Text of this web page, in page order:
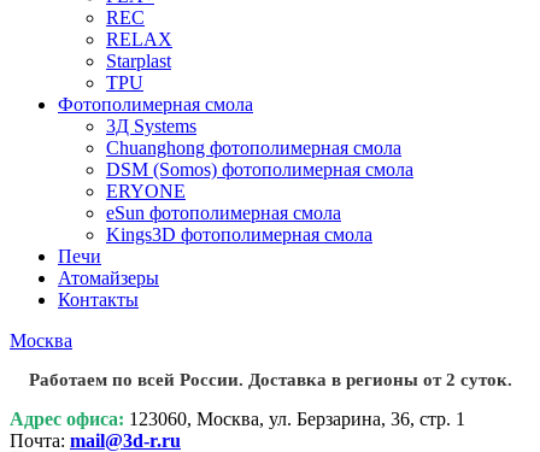
REC
RELAX
Starplast
TPU
Фотополимерная смола
3Д Systems
Chuanghong фотополимерная смола
DSM (Somos) фотополимерная смола
ERYONE
eSun фотополимерная смола
Kings3D фотополимерная смола
Печи
Атомайзеры
Контакты
Москва
Работаем по всей России. Доставка в регионы от 2 суток.
Адрес офиса: 123060, Москва, ул. Берзарина, 36, стр. 1
Почта: mail@3d-r.ru